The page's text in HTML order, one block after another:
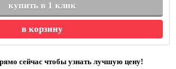
купить в 1 клик
в корзину
сейчас чтобы узнать лучшую цену!